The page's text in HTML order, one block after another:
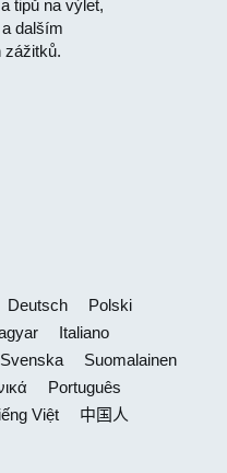
tipů na výlet,
dalším
zážitků.
Deutsch
Polski
Italiano
Svenska
Suomalainen
Português
Việt 中国人